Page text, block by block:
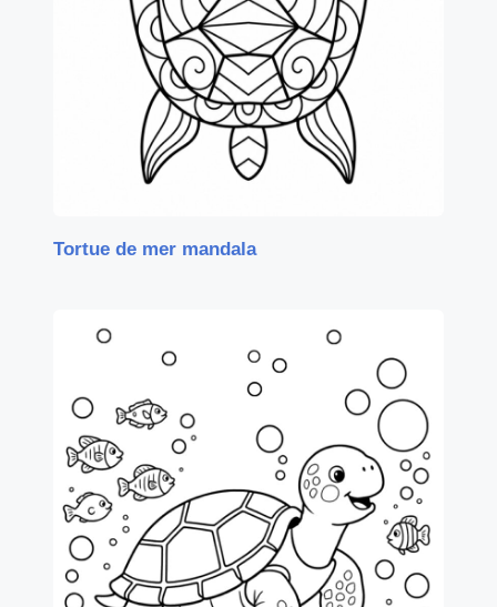
Tortue de mer mandala